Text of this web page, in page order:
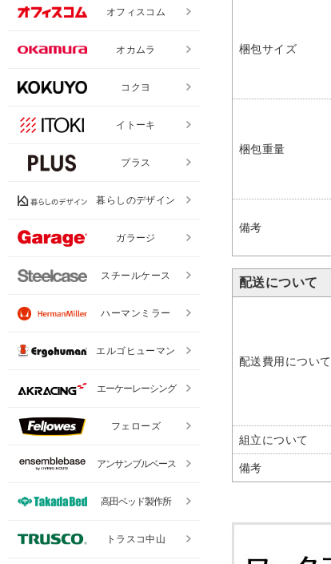
梱包サイズ
梱包重量
備考
配送について
配送費用について
組立について
備考
オフィスコム
オカムラ
コクヨ
イトーキ
プラス
暮らしのデザイン
ガラージ
スチールケース
ハーマンミラー
エルゴヒューマン
エーケーレーシング
フェローズ
アンサンブルベース
高田ベッド製作所
トラスコ中山